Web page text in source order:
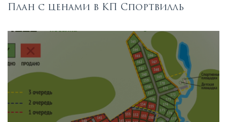
План с ценами в КП Спортвилль